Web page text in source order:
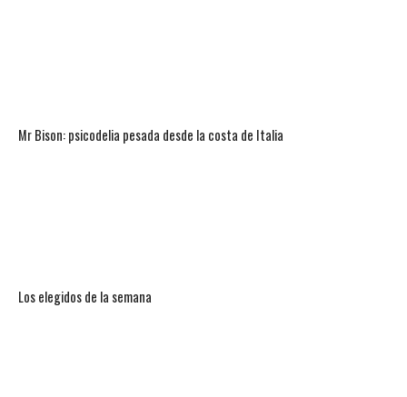
Mr Bison: psicodelia pesada desde la costa de Italia
Los elegidos de la semana